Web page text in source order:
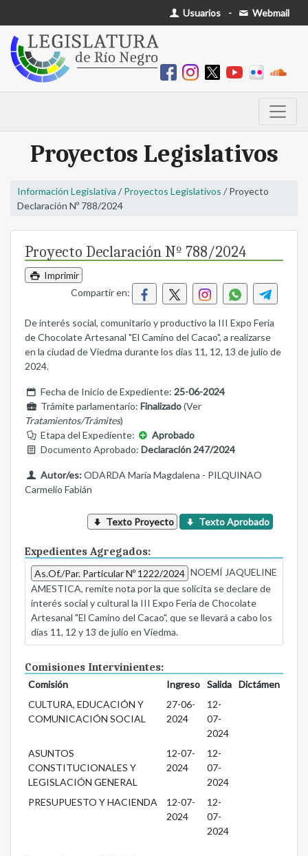
Usuarios - Webmail
Proyectos Legislativos
Información Legislativa / Proyectos Legislativos / Proyecto
Declaración Nº 788/2024
Proyecto Declaración Nº 788/2024
Imprimir
Compartir en:
De interés social, comunitario y productivo la III Expo Feria
de Chocolate Artesanal "El Camino del Cacao", a realizarse
en la ciudad de Viedma durante los días 11, 12, 13 de julio de
2024.
Fecha de Inicio de Expediente: 25-06-2024
Trámite parlamentario: Finalizado(Ver
Tratamientos/Trámites)
Etapa del Expediente:
Aprobado
Documento Aprobado: Declaración 247/2024
Autor/es:ODARDA María Magdalena - PILQUINAO
Carmelio Fabián
Texto Proyecto Texto Aprobado
Expedientes Agregados:
As.Of./Par. Particular Nº 1222/2024 NOEMÍ JAQUELINE
AMESTICA, remite nota por la que solicita se declare de
interés social y cultural la III Expo Feria de Chocolate
Artesanal "El Camino del Cacao", que se llevará a cabo los
días 11, 12 y 13 de julio en Viedma.
Comisiones Intervinientes:
Comisión Ingreso Salida
Dictámen
CULTURA, EDUCACIÓN Y
COMUNICACIÓN SOCIAL
27-06-
2024
12-
07-
2024
ASUNTOS
CONSTITUCIONALES Y
LEGISLACIÓN GENERAL
12-07-
2024
12-
07-
2024
PRESUPUESTO Y HACIENDA
12-07-
2024
12-
07-
2024